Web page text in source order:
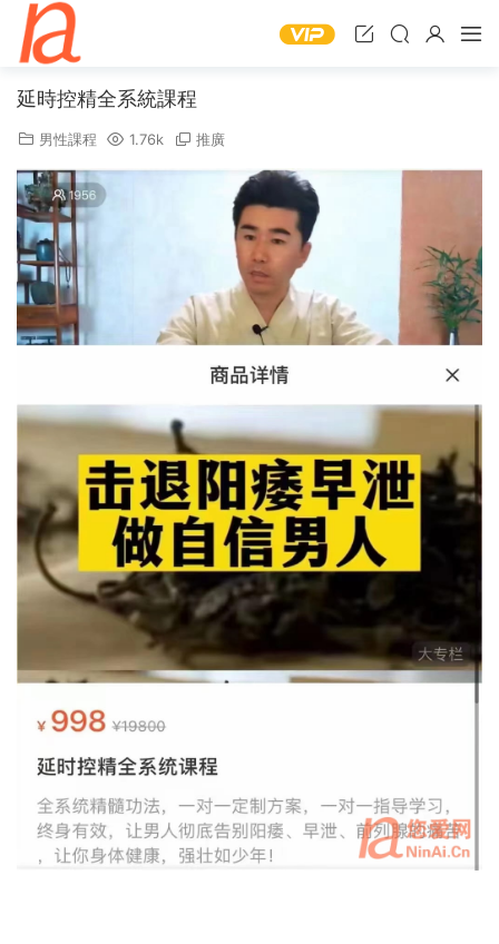
延時控精全系統課程
男性課程 1.76k 推廣